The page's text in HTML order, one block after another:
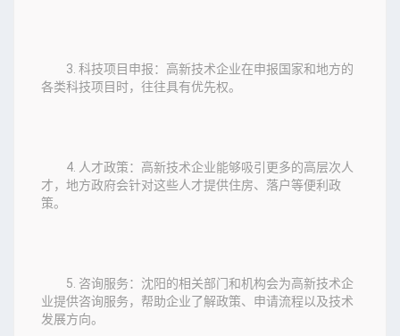
3. 科技项目申报：高新技术企业在申报国家和地方的
各类科技项目时，往往具有优先权。
4. 人才政策：高新技术企业能够吸引更多的高层次人
才，地方政府会针对这些人才提供住房、落户等便利政
策。
5. 咨询服务：沈阳的相关部门和机构会为高新技术企
业提供咨询服务，帮助企业了解政策、申请流程以及技术
发展方向。